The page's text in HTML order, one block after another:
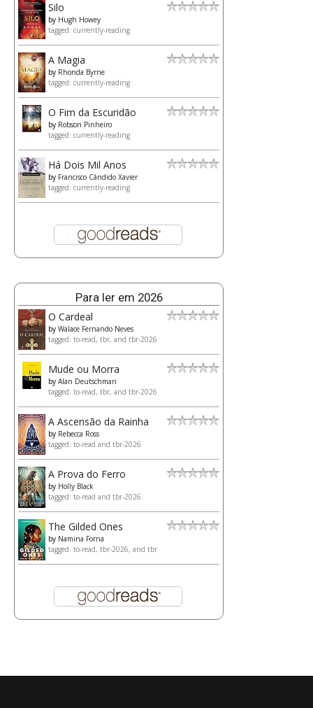
Silo
by Hugh Howey
tagged: currently-reading
A Magia
by Rhonda Byrne
tagged: currently-reading
O Fim da Escuridão
by Robson Pinheiro
tagged: currently-reading
Há Dois Mil Anos
by Francisco Cândido Xavier
tagged: currently-reading
Para ler em 2026
O Cardeal
by Walace Fernando Neves
tagged: to-read, tbr, and tbr-2026
Mude ou Morra
by Alan Deutschman
tagged: to-read, tbr, and tbr-2026
A Ascensão da Rainha
by Rebecca Ross
tagged: to-read and tbr-2026
A Prova do Ferro
by Holly Black
tagged: to-read and tbr-2026
The Gilded Ones
by Namina Forna
tagged: to-read, tbr-2026, and tbr